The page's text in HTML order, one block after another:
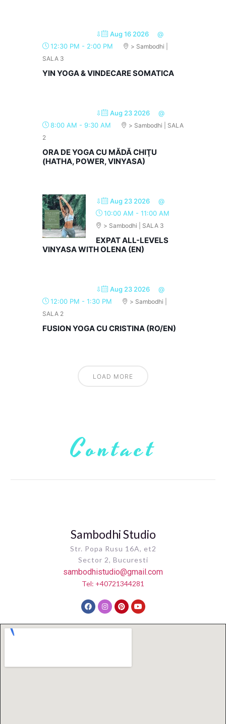
⇩ Aug 16 2026
@
12:30 PM - 2:00 PM
> Sambodhi |
SALA 3
YIN YOGA & VINDECARE SOMATICA
⇩ Aug 23 2026
@
8:00 AM - 9:30 AM
> Sambodhi | SALA
2
ORA DE YOGA CU MĂDĂ CHIŢU
(HATHA, POWER, VINYASA)
⇩ Aug 23 2026
@
10:00 AM - 11:00 AM
> Sambodhi | SALA 3
EXPAT ALL-LEVELS
VINYASA WITH OLENA (EN)
⇩ Aug 23 2026
@
12:00 PM - 1:30 PM
> Sambodhi |
SALA 2
FUSION YOGA CU CRISTINA (RO/EN)
LOAD MORE
Contact
Sambodhi Studio
Str. Popa Rusu 16A, et2
Sector 2, Bucuresti
sambodhistudio@gmail.com
Tel: +40721344281